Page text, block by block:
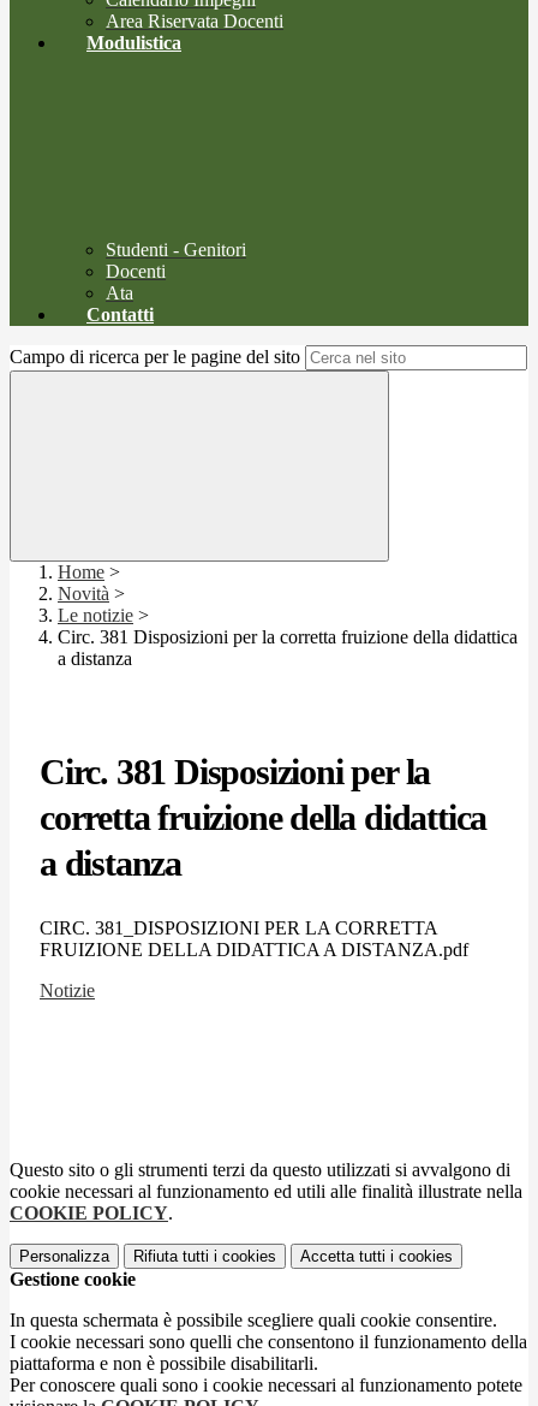
Area Riservata Docenti
Modulistica
Studenti - Genitori
Docenti
Ata
Contatti
Campo di ricerca per le pagine del sito
Home >
Novità >
Le notizie >
Circ. 381 Disposizioni per la corretta fruizione della didattica
a distanza
Circ. 381 Disposizioni per la
corretta fruizione della didattica
a distanza
CIRC. 381_DISPOSIZIONI PER LA CORRETTA
FRUIZIONE DELLA DIDATTICA A DISTANZA.pdf
Notizie
Questo sito o gli strumenti terzi da questo utilizzati si avvalgono di
cookie necessari al funzionamento ed utili alle finalità illustrate nella
COOKIE POLICY.
Personalizza Rifiuta tutti i cookies Accetta tutti i cookies
Gestione cookie
In questa schermata è possibile scegliere quali cookie consentire.
I cookie necessari sono quelli che consentono il funzionamento della
piattaforma e non è possibile disabilitarli.
Per conoscere quali sono i cookie necessari al funzionamento potete